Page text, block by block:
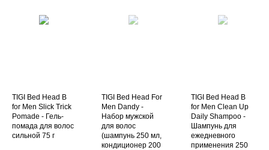
TIGI Bed Head B
for Men Slick Trick
Pomade - Гель-
помада для волос
сильной 75 г
TIGI Bed Head For
Men Dandy -
Набор мужской
для волос
(шампунь 250 мл,
кондиционер 200
TIGI Bed Head B
for Men Clean Up
Daily Shampoo -
Шампунь для
ежедневного
применения 250